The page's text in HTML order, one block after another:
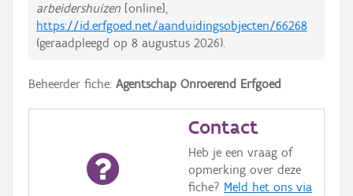
arbeidershuizen [online],
https://id.erfgoed.net/aanduidingsobjecten/66268
(geraadpleegd op 8 augustus 2026).
Beheerder fiche: Agentschap Onroerend Erfgoed
Contact
Heb je een vraag of
opmerking over deze
fiche? Meld het ons via